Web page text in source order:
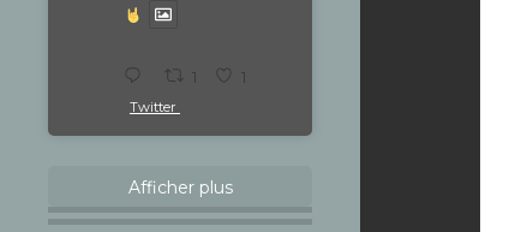
1 1
Twitter
Afficher plus